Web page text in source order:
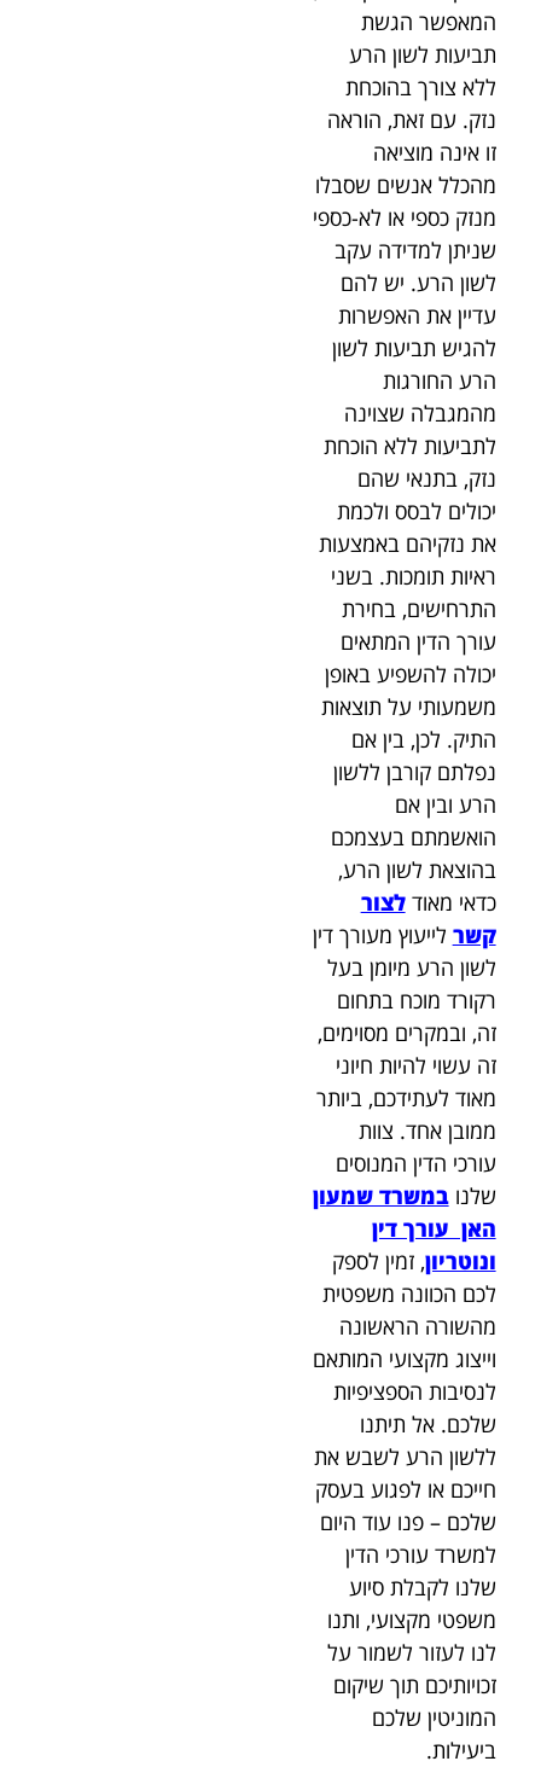
המאפשר הגשת
תביעות לשון הרע
ללא צורך בהוכחת
נזק. עם זאת, הוראה
זו אינה מוציאה
מהכלל אנשים שסבלו
מנזק כספי או לא-כספי
שניתן למדידה עקב
לשון הרע. יש להם
עדיין את האפשרות
להגיש תביעות לשון
הרע החורגות
מהמגבלה שצוינה
לתביעות ללא הוכחת
נזק, בתנאי שהם
יכולים לבסס ולכמת
את נזקיהם באמצעות
ראיות תומכות.בשני
התרחישים, בחירת
עורך הדין המתאים
יכולה להשפיע באופן
משמעותי על תוצאות
התיק. לכן, בין אם
נפלתם קורבן ללשון
הרע ובין אם
הואשמתם בעצמכם
בהוצאת לשון הרע,
כדאי מאודלצור
קשר לייעוץ מעורך דין
לשון הרע מיומן בעל
רקורד מוכח בתחום
זה, ובמקרים מסוימים,
זה עשוי להיות חיוני
מאוד לעתידכם, ביותר
ממובן אחד. צוות
עורכי הדין המנוסים
שלנובמשרד שמעון
האן עורך דין
ונוטריון, זמין לספק
לכם הכוונה משפטית
מהשורה הראשונה
וייצוג מקצועי המותאם
לנסיבות הספציפיות
שלכם. אל תיתנו
ללשון הרע לשבש את
חייכם או לפגוע בעסק
שלכם – פנו עוד היום
למשרד עורכי הדין
שלנו לקבלת סיוע
משפטי מקצועי, ותנו
לנו לעזור לשמור על
זכויותיכם תוך שיקום
המוניטין שלכם
ביעילות.